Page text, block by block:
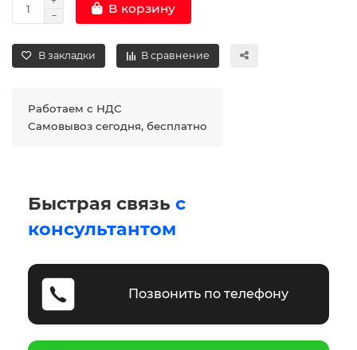
В корзину
В закладки В сравнение
Работаем с НДС
Самовывоз сегодня, бесплатно
Быстрая связь с
консультантом
Позвонить по телефону